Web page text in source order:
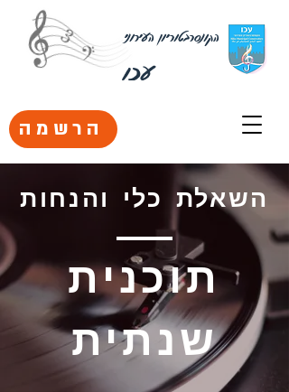
הקונסרבטוריון העירוני
עכו
הרשמה
השאלת כלי והנחות
תוכנית
שנתית